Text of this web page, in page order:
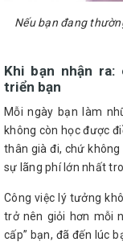
Nếu bạn đang
Khi bạn nhận
triển bạn
Mỗi ngày bạn làm
không còn học được
thân già đi, chứ
sự lãng phí lớn nhất
Công việc lý tưởng
trở nên giỏi hơn mỗi
cấp” bạn, đã đến lúc